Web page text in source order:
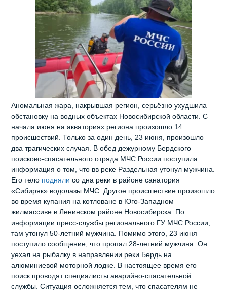
Аномальная жара, накрывшая регион, серьёзно ухудшила
обстановку на водных объектах Новосибирской области. С
начала июня на акваториях региона произошло 14
происшествий. Только за один день, 23 июня, произошло
два трагических случая. В обед дежурному Бердского
поисково-спасательного отряда МЧС России поступила
информация о том, что вв реке Раздельная утонул мужчина.
Его тело подняли со дна реки в районе санатория
«Сибиряк» водолазы МЧС. Другое происшествие произошло
во время купания на котловане в Юго-Западном
жилмассиве в Ленинском районе Новосибирска. По
информации пресс-службы регионального ГУ МЧС России,
там утонул 50-летний мужчина. Помимо этого, 23 июня
поступило сообщение, что пропал 28-летний мужчина. Он
уехал на рыбалку в направлении реки Бердь на
алюминиевой моторной лодке. В настоящее время его
поиск проводят специалисты аварийно-спасательной
службы. Ситуация осложняется тем, что спасателям не